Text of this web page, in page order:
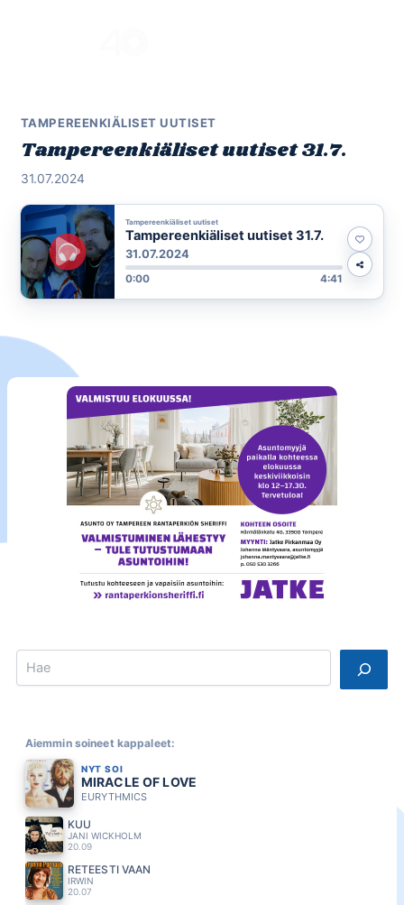
TAMPEREENKIÄLISET UUTISET
Tampereenkiäliset uutiset 31.7.
31.07.2024
Tampereenkiäliset uutiset
Tampereenkiäliset uutiset 31.7.
31.07.2024
0:00 4:41
Search
Aiemmin soineet kappaleet:
NYT SOI
MIRACLE OF LOVE
EURYTHMICS
KUU
JANI WICKHOLM
20.09
RETEESTI VAAN
IRWIN
20.07